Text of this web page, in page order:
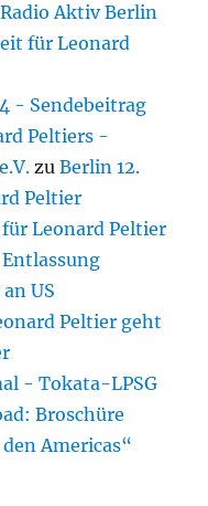
Aktiv Berlin
für Leonard
- Sendebeitrag
Peltiers -
zuBerlin 12.
Peltier
Leonard Peltier
Entlassung
US
Peltier geht
- Tokata-LPSG
Broschüre
Americas“